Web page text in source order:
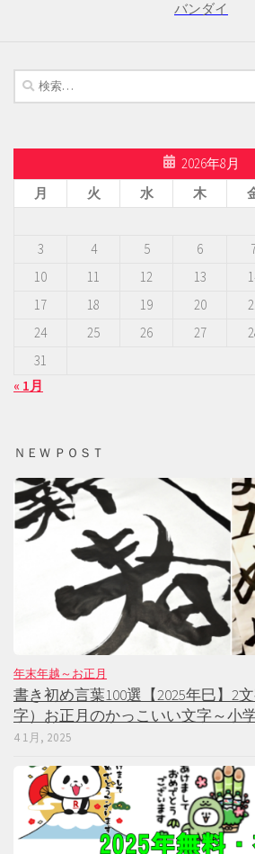
バンダイ
検
索:
2026年8月
月
火 水 木
3
4 5 6
10
11 12 13
17
18 19 20
24
25 26 27
31
« 1月
ＮＥＷ ＰＯＳＴ
年末年越～お正月
書き初め言葉100選【2025年巳】2
字）お正月のかっこいい文字～小
4 1月, 2025